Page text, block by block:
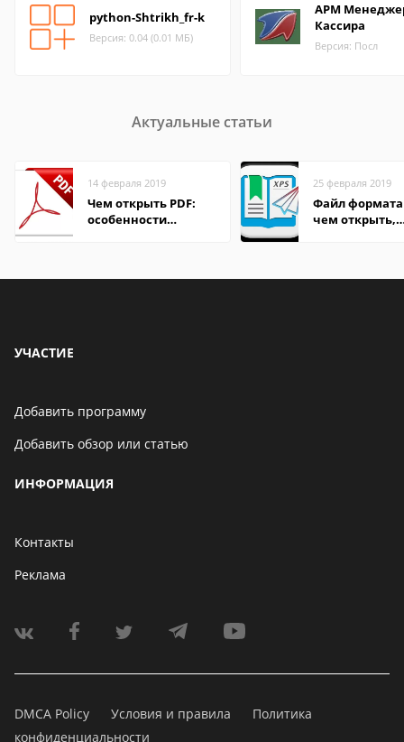
python-Shtrikh_fr-k
Версия: 0.04 (0.01 МБ)
АРМ
Кассира
Версия: Посл
Актуальные статьи
14 февраля 2019
Чем открыть PDF:
особенности
25 февраля 2019
Файл формата
чем открыть,
УЧАСТИЕ
Добавить программу
Добавить обзор или статью
ИНФОРМАЦИЯ
Контакты
Реклама
DMCA Policy Условия и правила
Политика
конфиденциальности